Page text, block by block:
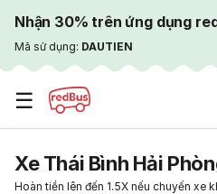
Nhận 30% trên ứng dụng
Mã sử dụng: DAUTIEN
☰
Xe Thái Bình Hải
Hoàn tiền lên đến 1.5X nếu chuyến xe